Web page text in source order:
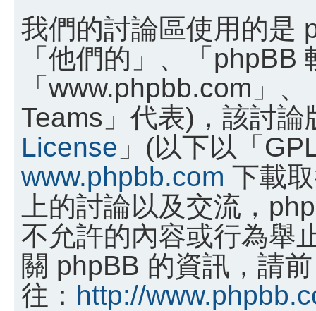
我們的討論區使用的是
「他們的」、「phpBB
「www.phpbb.com」
Teams」代表)，該討論
License 」(以下以「
www.phpbb.com 下載
上的討論以及交流，
不允許的內容或行為舉
關 phpBB 的資訊，請前
往： http://